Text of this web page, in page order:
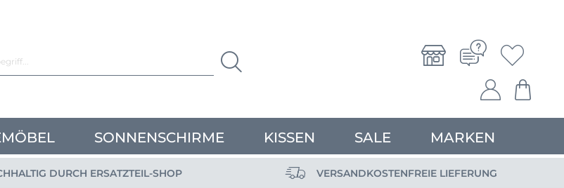
SONNENSCHIRME KISSEN SALE MARKEN
DURCH ERSATZTEIL-SHOP VERSANDKOSTENFREIE LIEFERUNG